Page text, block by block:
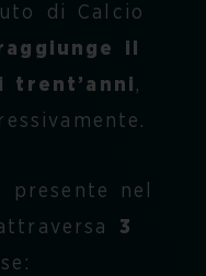
di Calcio
il
trent’anni ,
nel
3